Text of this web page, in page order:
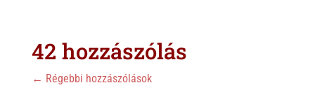
A
p
o
o
42 hozzászólás
← Régebbi hozzászólások